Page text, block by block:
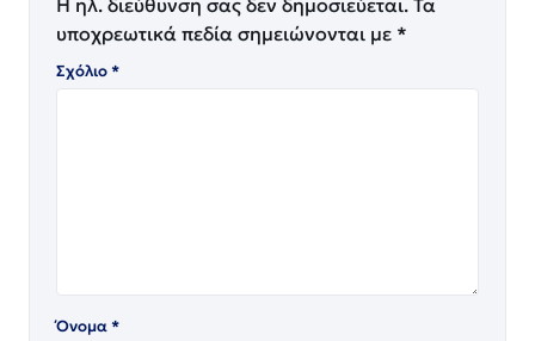
Η ηλ. διεύθυνση σας δεν δημοσιεύεται. Τα
υποχρεωτικά πεδία σημειώνονται με *
Σχόλιο*
Όνομα*